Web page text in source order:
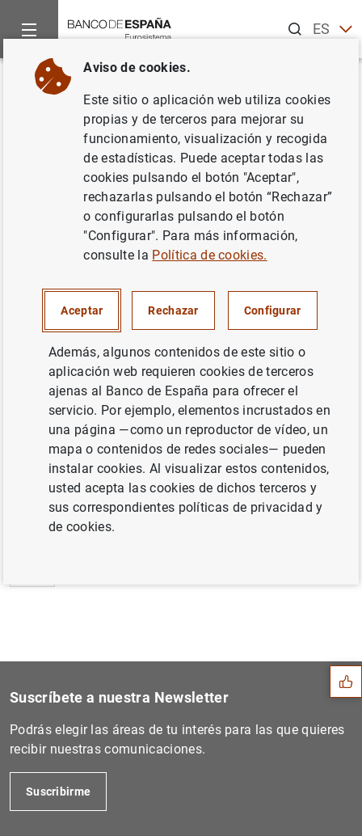
ESEN
Inicio Noticias y eventos
Volver
Estado financiero consolidado
del Eurosistema a 31 de mayo
de 2013
SITUACIÓN ECONÓMICA
POLÍTICA MONETARIA
Estado financiero consolidado del
Eurosistema a 31 de mayo de 2013 (97
Siguiente
Declaración de la CE y el B...
Sugerencias
Suscríbete a nuestra Newsletter
Podrás elegir las áreas de tu interés para las que quieres
recibir nuestras comunicaciones.
Suscribirme
Aviso de cookies.
Este sitio o aplicación web utiliza cookies
propias y de terceros para mejorar su
funcionamiento, visualización y recogida
de estadísticas. Puede aceptar todas las
cookies pulsando el botón "Aceptar",
rechazarlas pulsando el botón “Rechazar”
o configurarlas pulsando el botón
"Configurar". Para más información,
consulte la Política de cookies.
Aceptar Rechazar Configurar
Además, algunos contenidos de este sitio o
aplicación web requieren cookies de terceros
ajenas al Banco de España para ofrecer el
servicio. Por ejemplo, elementos incrustados en
una página —como un reproductor de vídeo, un
mapa o contenidos de redes sociales— pueden
instalar cookies. Al visualizar estos contenidos,
usted acepta las cookies de dichos terceros y
sus correspondientes políticas de privacidad y
de cookies.